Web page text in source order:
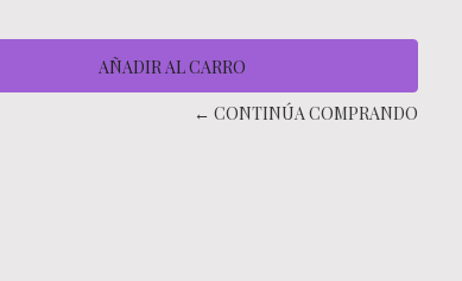
← CONTINÚA COMPRANDO